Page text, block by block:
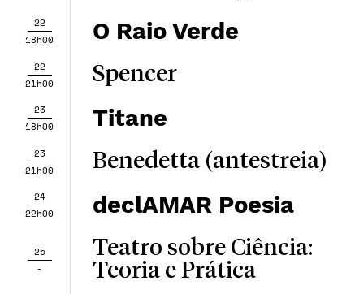
22
18h00
O Raio Verde
22
21h00
Spencer
23
18h00
Titane
23
21h00
Benedetta (antestreia)
24
22h00
declAMAR Poesia
25
-
Teatro sobre Ciência:
Teoria e Prática